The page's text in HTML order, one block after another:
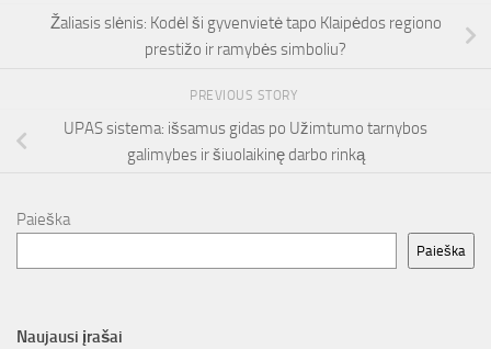
Žaliasis slėnis: Kodėl ši gyvenvietė tapo Klaipėdos regiono
prestižo ir ramybės simboliu?
PREVIOUS STORY
UPAS sistema: išsamus gidas po Užimtumo tarnybos
galimybes ir šiuolaikinę darbo rinką
Paieška
Paieška
Naujausi įrašai